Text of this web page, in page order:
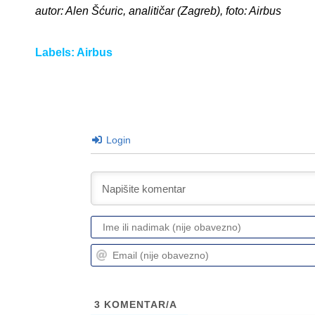
autor: Alen Šćuric, analitičar (Zagreb), foto: Airbus
Labels: Airbus
Login
3 KOMENTAR/A